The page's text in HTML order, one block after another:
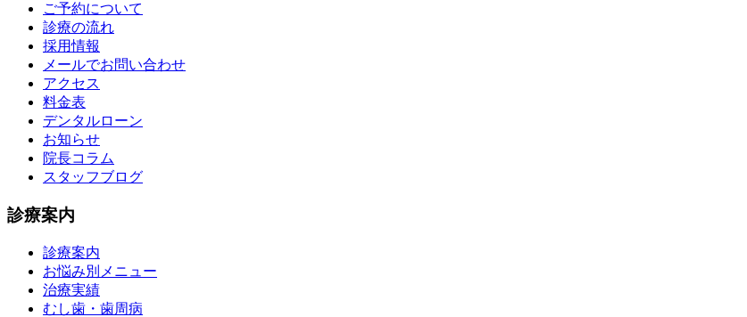
ご予約について
診療の流れ
採用情報
メールでお問い合わせ
アクセス
料金表
デンタルローン
お知らせ
院長コラム
スタッフブログ
診療案内
診療案内
お悩み別メニュー
治療実績
むし歯・歯周病